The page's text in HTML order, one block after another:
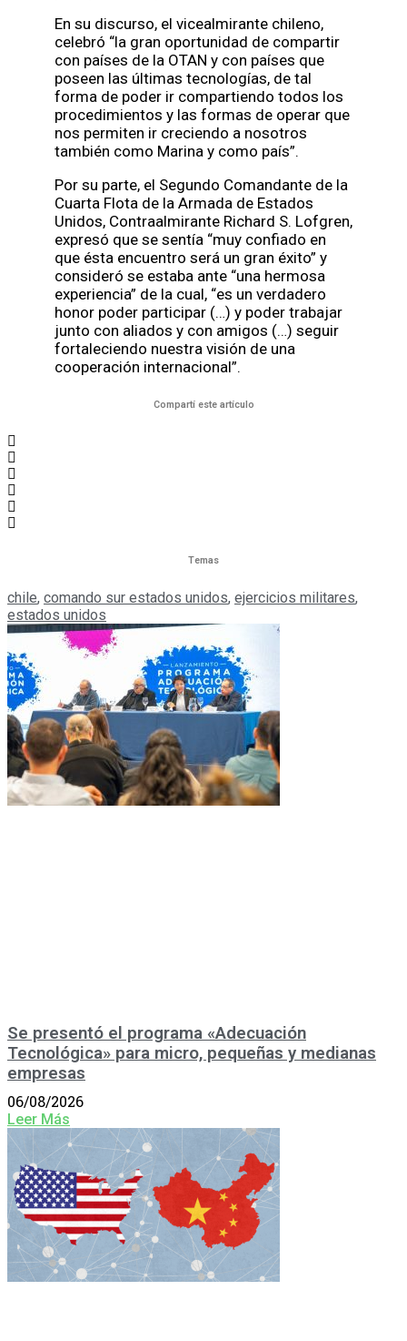
En su discurso, el vicealmirante chileno,
celebró “la gran oportunidad de compartir
con países de la OTAN y con países que
poseen las últimas tecnologías, de tal
forma de poder ir compartiendo todos los
procedimientos y las formas de operar que
nos permiten ir creciendo a nosotros
también como Marina y como país”.
Por su parte, el Segundo Comandante de la
Cuarta Flota de la Armada de Estados
Unidos, Contraalmirante Richard S. Lofgren,
expresó que se sentía “muy confiado en
que ésta encuentro será un gran éxito” y
consideró se estaba ante “una hermosa
experiencia” de la cual, “es un verdadero
honor poder participar (…) y poder trabajar
junto con aliados y con amigos (…) seguir
fortaleciendo nuestra visión de una
cooperación internacional”.
Compartí este artículo
Temas
chile, comando sur estados unidos, ejercicios militares,
estados unidos
Se presentó el programa «Adecuación
Tecnológica» para micro, pequeñas y medianas
empresas
06/08/2026
Leer Más